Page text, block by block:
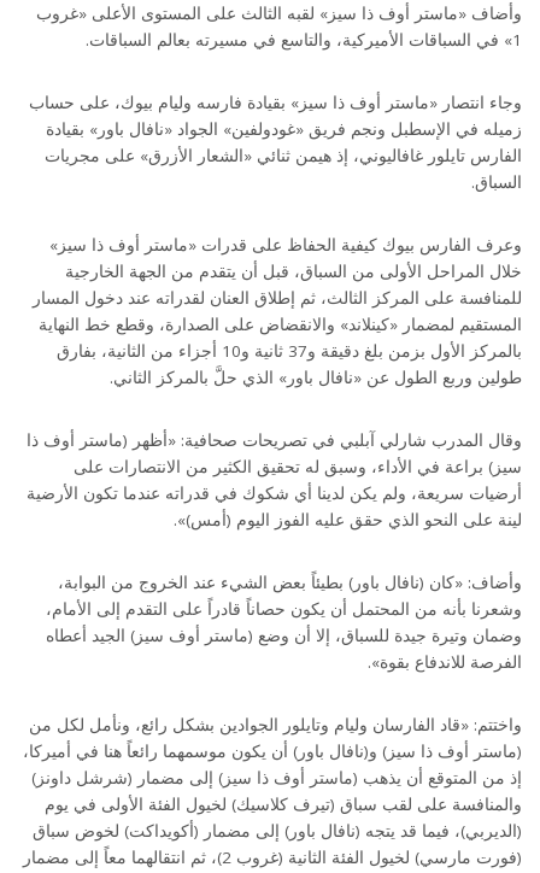
وأضاف «ماستر أوف ذا سيز» لقبه الثالث على المستوى الأعلى «غروب
1» في السباقات الأميركية، والتاسع في مسيرته بعالم السباقات.
وجاء انتصار «ماستر أوف ذا سيز» بقيادة فارسه وليام بيوك، على حساب
زميله في الإسطبل ونجم فريق «غودولفين» الجواد «نافال باور» بقيادة
الفارس تايلور غافاليوني، إذ هيمن ثنائي «الشعار الأزرق» على مجريات
السباق.
وعرف الفارس بيوك كيفية الحفاظ على قدرات «ماستر أوف ذا سيز»
خلال المراحل الأولى من السباق، قبل أن يتقدم من الجهة الخارجية
للمنافسة على المركز الثالث، ثم إطلاق العنان لقدراته عند دخول المسار
المستقيم لمضمار «كينلاند» والانقضاض على الصدارة، وقطع خط النهاية
بالمركز الأول بزمن بلغ دقيقة و37 ثانية و10 أجزاء من الثانية، بفارق
طولين وربع الطول عن «نافال باور» الذي حلَّ بالمركز الثاني.
وقال المدرب شارلي آبلبي في تصريحات صحافية: «أظهر (ماستر أوف ذا
سيز) براعة في الأداء، وسبق له تحقيق الكثير من الانتصارات على
أرضيات سريعة، ولم يكن لدينا أي شكوك في قدراته عندما تكون الأرضية
لينة على النحو الذي حقق عليه الفوز اليوم (أمس)».
وأضاف: «كان (نافال باور) بطيئاً بعض الشيء عند الخروج من البوابة،
وشعرنا بأنه من المحتمل أن يكون حصاناً قادراً على التقدم إلى الأمام،
وضمان وتيرة جيدة للسباق، إلا أن وضع (ماستر أوف سيز) الجيد أعطاه
الفرصة للاندفاع بقوة».
واختتم: «قاد الفارسان وليام وتايلور الجوادين بشكل رائع، ونأمل لكل من
(ماستر أوف ذا سيز) و(نافال باور) أن يكون موسمهما رائعاً هنا في أميركا،
إذ من المتوقع أن يذهب (ماستر أوف ذا سيز) إلى مضمار (شرشل داونز)
والمنافسة على لقب سباق (تيرف كلاسيك) لخيول الفئة الأولى في يوم
(الديربي)، فيما قد يتجه (نافال باور) إلى مضمار (أكويداكت) لخوض سباق
(فورت مارسي) لخيول الفئة الثانية (غروب 2)، ثم انتقالهما معاً إلى مضمار